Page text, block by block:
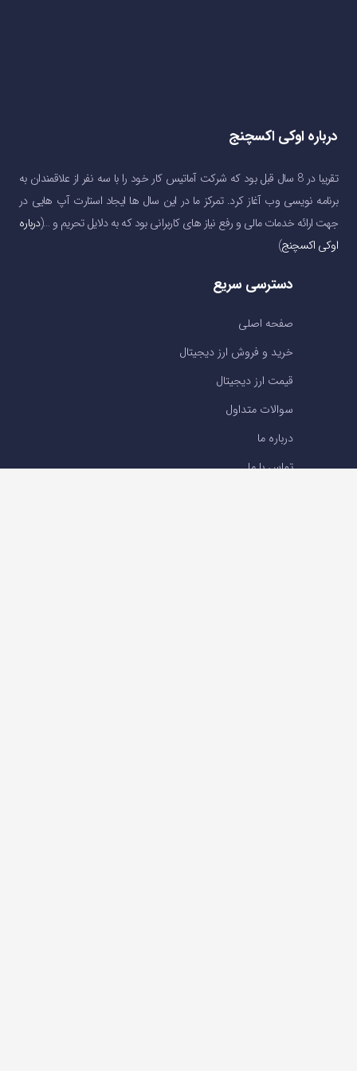
درباره اوکی اکسچنج
تقریبا در 8 سال قبل بود که شرکت آماتیس کار خود را با سه نفر از علاقمندان به
برنامه نویسی وب آغاز کرد. تمرکز ما در این سال ها ایجاد استارت آپ هایی در
جهت ارائه خدمات مالی و رفع نیاز های کاربرانی بود که به دلایل تحریم و …(درباره
اوکی اکسچنج)
دسترسی سریع
صفحه اصلی
خرید و فروش ارز دیجیتال
قیمت ارز دیجیتال
سوالات متداول
درباره ما
تماس با ما